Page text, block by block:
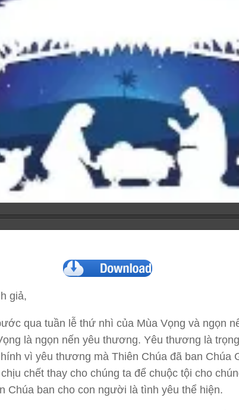
giả,
qua tuần lễ thứ nhì của Mùa Vọng và ngọn
là ngọn nến yêu thương. Yêu thương là
vì yêu thương mà Thiên Chúa đã ban Chúa
chết thay cho chúng ta để chuộc tội cho
Chúa ban cho con người là tình yêu thể hiện.